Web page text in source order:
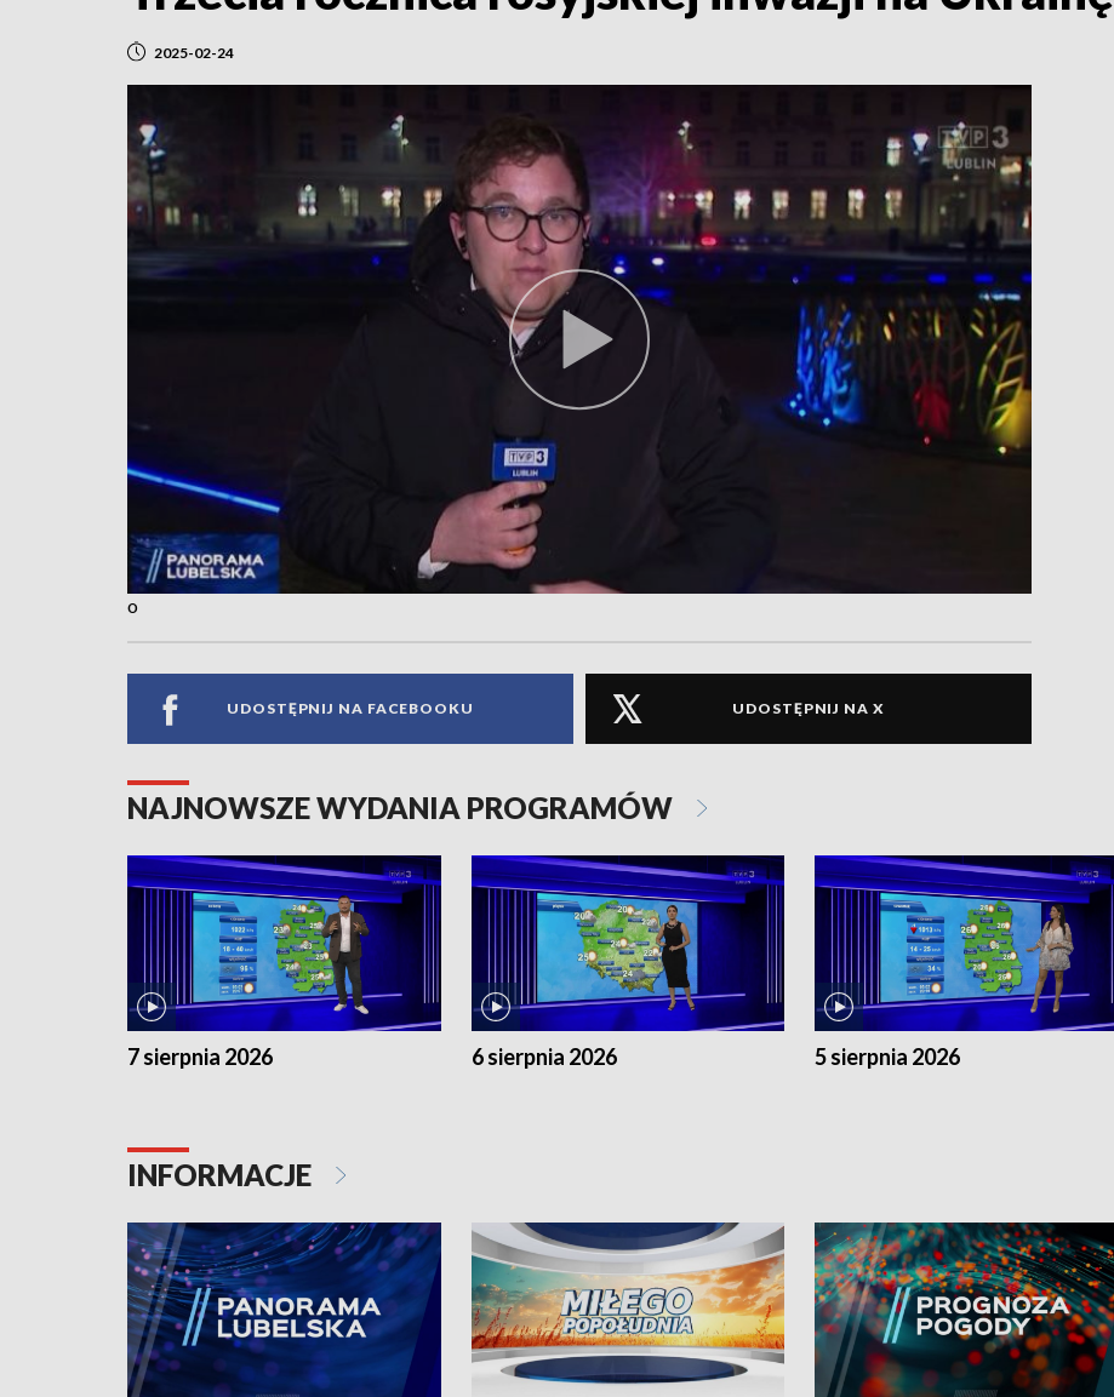
2025-02-24
o
UDOSTĘPNIJ NA FACEBOOKU UDOSTĘPNIJ NA X
NAJNOWSZE WYDANIA PROGRAMÓW
7 sierpnia 2026 6 sierpnia 2026 5 sierpnia 2026
INFORMACJE